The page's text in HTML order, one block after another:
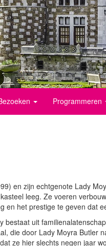
Programmeren
en zijn echtgenote Lady
leeg. Ze voeren
en het prestige te geven dat
bestaat uit
die door Lady Moyra Butler
ze hier slechts negen jaar